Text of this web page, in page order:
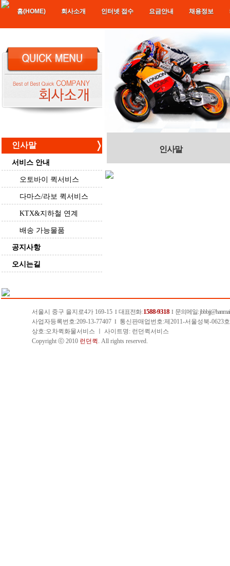
홈(HOME) 회사소개 인터넷 접수 요금안내 채용정보
인사말
서비스 안내
오토바이 퀵서비스
다마스/라보 퀵서비스
KTX&지하철 연계
배송 가능물품
공지사항
오시는길
인사말
서울시 중구 을지로4가 169-15 I 대표전화:1588-9318 I 문의메일 :
사업자등록번호:209-13-77407 I
통신판매업번호:제2011-서울성북-0623
상호:오차퀵화물서비스 ㅣ 사이트명: 런던퀵서비스
Copyright ⓒ 2010 런던퀵 . All rights reserved.